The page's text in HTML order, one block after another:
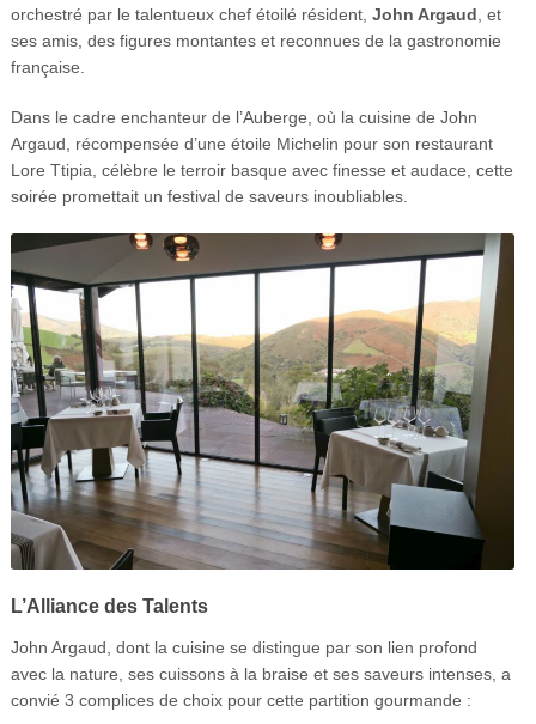
orchestré par le talentueux chef étoilé résident, John Argaud, et
ses amis, des figures montantes et reconnues de la gastronomie
française.
Dans le cadre enchanteur de l’Auberge, où la cuisine de John
Argaud, récompensée d’une étoile Michelin pour son restaurant
Lore Ttipia, célèbre le terroir basque avec finesse et audace, cette
soirée promettait un festival de saveurs inoubliables.
L’Alliance des Talents
John Argaud, dont la cuisine se distingue par son lien profond
avec la nature, ses cuissons à la braise et ses saveurs intenses, a
convié 3 complices de choix pour cette partition gourmande :